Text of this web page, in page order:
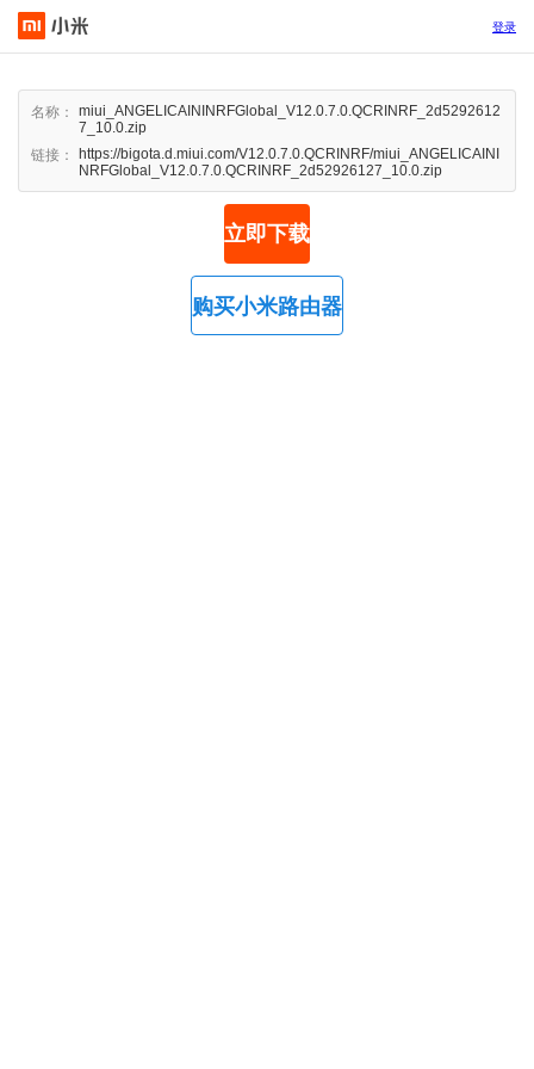
登录
名称：
miui_ANGELICAININRFGlobal_V12.0.7.0.QCRINRF_2d5292612
7_10.0.zip
链接：
https://bigota.d.miui.com/V12.0.7.0.QCRINRF/miui_ANGELICAINI
NRFGlobal_V12.0.7.0.QCRINRF_2d52926127_10.0.zip
立即下载
购买小米路由器